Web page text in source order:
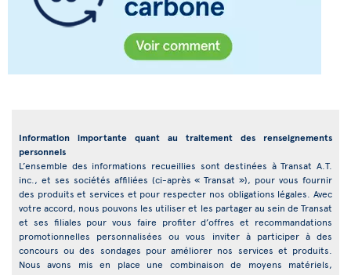
Information importante quant au traitement des renseignements
personnels
L’ensemble des informations recueillies sont destinées à Transat A.T.
inc., et ses sociétés affiliées (ci-après « Transat »), pour vous fournir
des produits et services et pour respecter nos obligations légales. Avec
votre accord, nous pouvons les utiliser et les partager au sein de Transat
et ses filiales pour vous faire profiter d’offres et recommandations
promotionnelles personnalisées ou vous inviter à participer à des
concours ou des sondages pour améliorer nos services et produits.
Nous avons mis en place une combinaison de moyens matériels,